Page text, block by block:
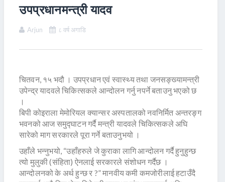
उपप्रधानमन्त्री यादव
Arjun ८ वर्ष अगाडि
चितवन, १५ भदौ । उपप्रधान एवं स्वास्थ्य तथा जनसङ्ख्यामन्त्री
उपेन्द्र यादवले चिकित्सकले आन्दोलन गर्नु नपर्ने बताउनु भएको छ
।
बिपी कोइराला मेमोरियल क्यान्सर अस्पतालको नवनिर्मित अन्तरङ्ग
भवनको आज समुद्घाटन गर्दै मन्त्री यादवले चिकित्सकले अघि
सारेको माग सरकारले पूरा गर्ने बताउनुभयो ।
उहाँले भन्नुभयो, “उहाँहरुले जे कुराका लागि आन्दोलन गर्दै हुनुहुन्छ
त्यो मुलुकी (संहिता) ऐनलाई सरकारले संशोधन गर्दैछ ।
आन्दोलनको के अर्थ हुन्छ र ?” मानवीय कमी कमजोरीलाई हटाउँदै